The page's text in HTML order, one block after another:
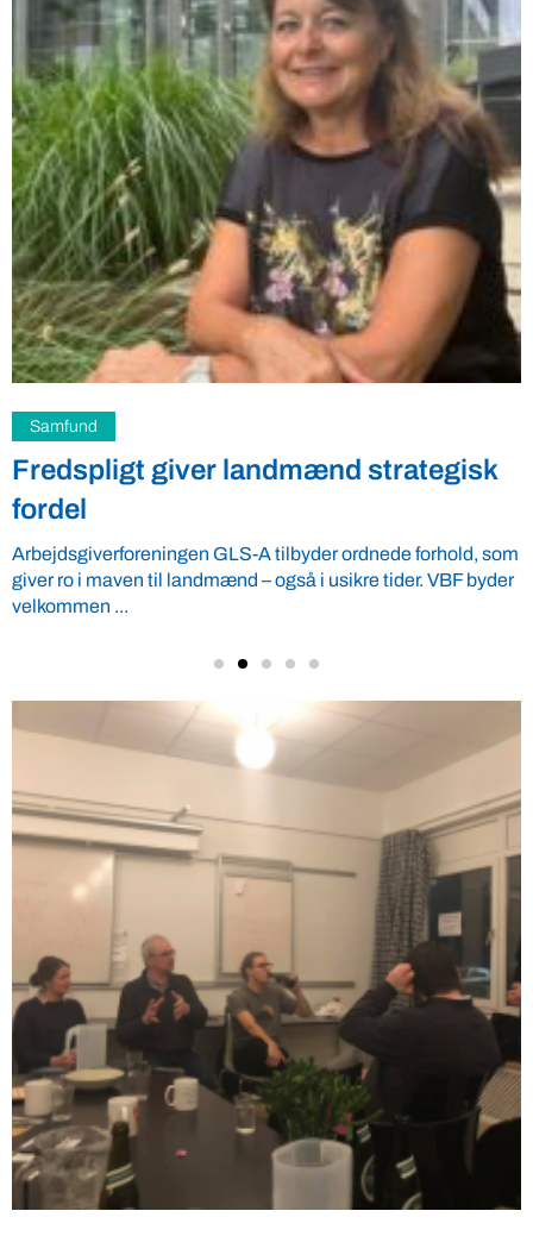
Samfund
Fredspligt giver landmænd strategisk
fordel
Arbejdsgiverforeningen GLS-A tilbyder ordnede forhold, som
giver ro i maven til landmænd – også i usikre tider. VBF byder
velkommen ...